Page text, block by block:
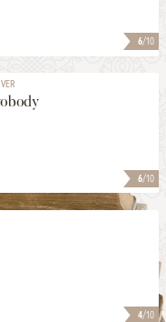
6/10
6/10
4/10